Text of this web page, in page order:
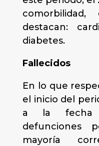
destacan:
diabetes.
Fallecidos
En lo que
el inicio del
a la fecha
defunciones
mayoría